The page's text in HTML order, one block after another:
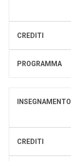
CREDITI
PROGRAMMA
INSEGNAMENTO
CREDITI